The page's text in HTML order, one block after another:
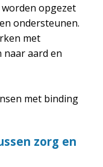
opgezet
ondersteunen.
met
naar aard en
met binding
zorg en